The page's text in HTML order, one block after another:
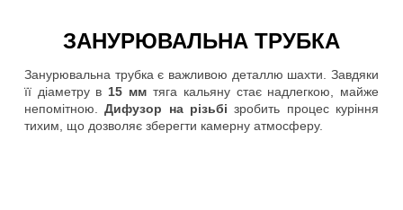
ЗАНУРЮВАЛЬНА ТРУБКА
Занурювальна трубка є важливою деталлю шахти. Завдяки
її діаметру в15 мм тяга кальяну стає надлегкою, майже
непомітною.Дифузор на різьбі зробить процес куріння
тихим, що дозволяє зберегти камерну атмосферу.